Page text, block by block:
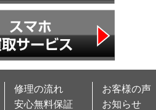
修理の流れ
安心無料保証
お客様の声
お知らせ